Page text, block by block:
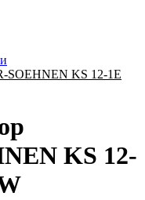
SOEHNEN KS 12-1E
KS 12-